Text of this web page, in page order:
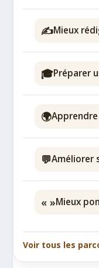
✍️Mieux
🎓Préparer
🌍Apprendre
💬Améliorer
« »Mieux
Voir tous les